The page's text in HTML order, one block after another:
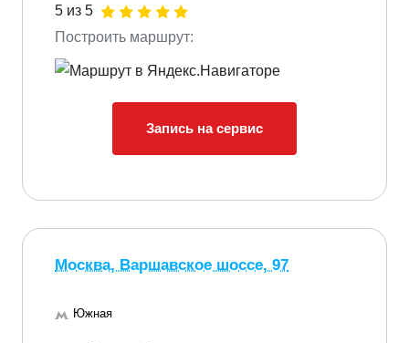
5 из 5
Построить маршрут:
Запись на сервис
Москва, Варшавское шоссе, 97
Южная